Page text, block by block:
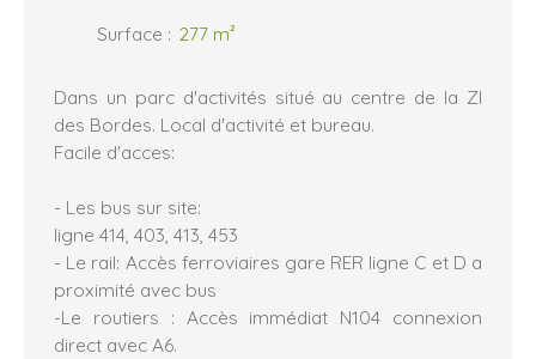
Surface : 277 m²
Dans un parc d'activités situé au centre de la ZI
des Bordes. Local d'activité et bureau.
Facile d'acces:
- Les bus sur site:
ligne 414, 403, 413, 453
- Le rail: Accès ferroviaires gare RER ligne C et D a
proximité avec bus
-Le routiers : Accès immédiat N104 connexion
direct avec A6.